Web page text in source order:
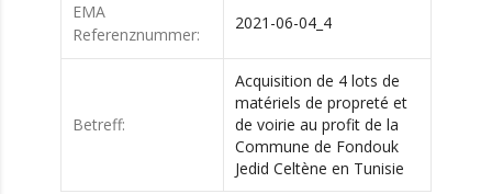
EMA
Referenznummer:
2021-06-04_4
Betreff:
Acquisition de 4 lots de
matériels de propreté et
de voirie au profit de la
Commune de Fondouk
Jedid Celtène en Tunisie